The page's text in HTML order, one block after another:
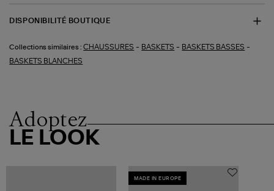
DISPONIBILITÉ BOUTIQUE
Collections similaires : CHAUSSURES - BASKETS - BASKETS BASSES -
BASKETS BLANCHES
Adoptez
LE LOOK
MADE IN EUROPE